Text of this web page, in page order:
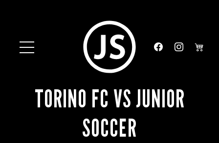
TORINO FC VS JUNIOR
SOCCER